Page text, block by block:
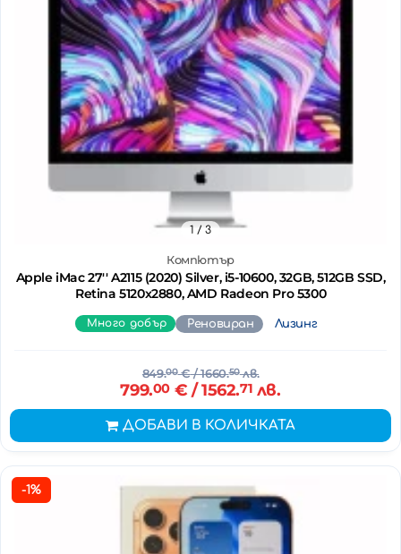
Компютър
Apple iMac 27'' A2115 (2020) Silver, i5-10600, 32GB, 512GB SSD,
Retina 5120x2880, AMD Radeon Pro 5300
1 / 3
Много добър Реновиран Лизинг
849.00€/ 1660.50лв.
799.00€ / 1562.71 лв.
ДОБАВИ В КОЛИЧКАТА
-1%